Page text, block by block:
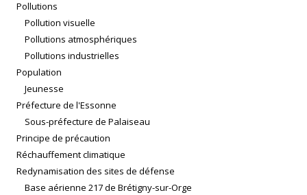
Pollutions
Pollution visuelle
Pollutions atmosphériques
Pollutions industrielles
Population
Jeunesse
Préfecture de l'Essonne
Sous-préfecture de Palaiseau
Principe de précaution
Réchauffement climatique
Redynamisation des sites de défense
Base aérienne 217 de Brétigny-sur-Orge